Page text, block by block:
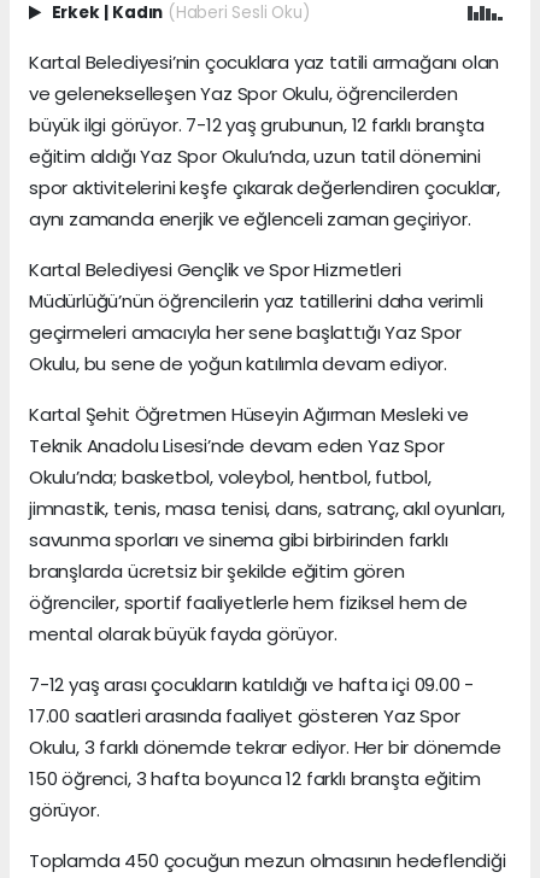
Erkek Kadın (Haberi Sesli Oku)
Kartal Belediyesi’nin çocuklara yaz tatili armağanı olan
ve gelenekselleşen Yaz Spor Okulu, öğrencilerden
büyük ilgi görüyor. 7-12 yaş grubunun, 12 farklı branşta
eğitim aldığı Yaz Spor Okulu’nda, uzun tatil dönemini
spor aktivitelerini keşfe çıkarak değerlendiren çocuklar,
aynı zamanda enerjik ve eğlenceli zaman geçiriyor.
Kartal Belediyesi Gençlik ve Spor Hizmetleri
Müdürlüğü’nün öğrencilerin yaz tatillerini daha verimli
geçirmeleri amacıyla her sene başlattığı Yaz Spor
Okulu, bu sene de yoğun katılımla devam ediyor.
Kartal Şehit Öğretmen Hüseyin Ağırman Mesleki ve
Teknik Anadolu Lisesi’nde devam eden Yaz Spor
Okulu’nda; basketbol, voleybol, hentbol, futbol,
jimnastik, tenis, masa tenisi, dans, satranç, akıl oyunları,
savunma sporları ve sinema gibi birbirinden farklı
branşlarda ücretsiz bir şekilde eğitim gören
öğrenciler, sportif faaliyetlerle hem fiziksel hem de
mental olarak büyük fayda görüyor.
7-12 yaş arası çocukların katıldığı ve hafta içi 09.00 -
17.00 saatleri arasında faaliyet gösteren Yaz Spor
Okulu, 3 farklı dönemde tekrar ediyor. Her bir dönemde
150 öğrenci, 3 hafta boyunca 12 farklı branşta eğitim
görüyor.
Toplamda 450 çocuğun mezun olmasının hedeflendiği